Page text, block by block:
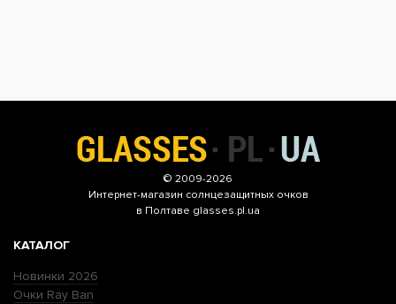
© 2009-2026
Интернет-магазин солнцезащитных очков
в Полтаве glasses.pl.ua
КАТАЛОГ
Новинки 2026
Очки Ray Ban